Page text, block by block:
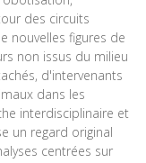
des circuits
nouvelles figures de
non issus du milieu
d'intervenants
dans les
interdisciplinaire et
un regard original
centrées sur